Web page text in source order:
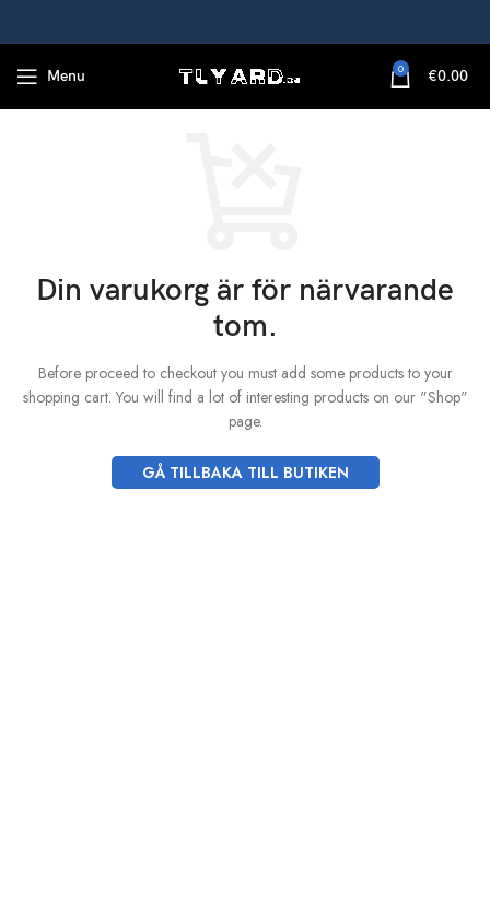
Menu 0 €0.00
Din varukorg är för närvarande
tom.
Before proceed to checkout you must add some products to your
shopping cart. You will find a lot of interesting products on our "Shop"
page.
GÅ TILLBAKA TILL BUTIKEN